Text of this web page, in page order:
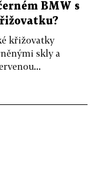
BMW s
křižovatky
skly a